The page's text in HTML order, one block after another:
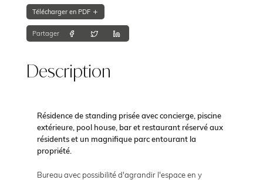
Télécharger en PDF
Partager
Description
Résidence de standing prisée avec concierge, piscine
extérieure, pool house, bar et restaurant réservé aux
résidents et un magnifique parc entourant la
propriété.
Bureau avec possibilité d'agrandir l'espace en y